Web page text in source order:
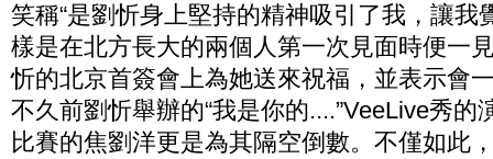
笑稱“是劉忻身上堅持的精神吸引了我，讓我
樣是在北方長大的兩個人第一次見面時便一
忻的北京首簽會上為她送來祝福，並表示會
不久前劉忻舉辦的“我是你的....”VeeLive秀的
比賽的焦劉洋更是為其隔空倒數。不僅如此